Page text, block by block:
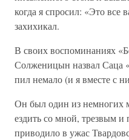
когда я спросил: «Это все
захихикал.
В своих воспоминаниях
Солженицын назвал Саца
пил немало (и я вместе с
Он был один из немногих
ездить со мной, трезвым
приводило в ужас